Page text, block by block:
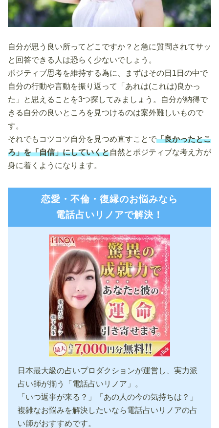
自分が思う良い所ってどこですか？と急に質問されてサッ
と回答できる人は恐らく少ないでしょう。
ポジティブ思考を維持する為に、まずはその日1日の中で
自分の行動や言動を振り返って「あれは(これは)良かっ
た」と思えることを3つ探してみましょう。自分が納得で
きる自分の良いところを見つけるのは案外難しいもので
す。
それでもコツコツ自分を見つめ直すことで「良かったとこ
ろ」を「自信」にしていくと自然とポジティブな考え方が
身に着くようになります。
恋愛・不倫・復縁のお悩みなら
電話占いリノアで解決！
日本最大級の占いプロダクションが運営し、実力派
占い師が揃う「電話占いリノア」。
「いつ返事が来る？」「あの人の今の気持ちは？」
複雑なお悩みを解決したいなら電話占いリノアの占
い師がおすすめです。